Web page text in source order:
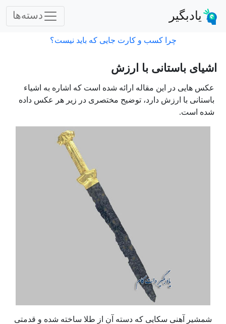
یادبگیر دسته‌ها
چرا کسب و کارت جایی که باید نیست؟
اشیای باستانی با ارزش
عکس هایی در این مقاله ارائه شده است که اشاره به اشیاء
باستانی با ارزش دارد، توضیح مختصری در زیر هر عکس داده
شده است.
شمشیر آهنی سکایی که دسته آن از طلا ساخته شده و قدمتی